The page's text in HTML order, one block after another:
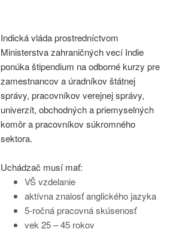
Indická vláda prostredníctvom
Ministerstva zahraničných vecí Indie
ponúka štipendium na odborné kurzy pre
zamestnancov a úradníkov štátnej
správy, pracovníkov verejnej správy,
univerzít, obchodných a priemyselných
komôr a pracovníkov súkromného
sektora.
Uchádzač musí mať:
VŠ vzdelanie
aktívna znalosť anglického jazyka
5-ročná pracovná skúsenosť
vek 25 – 45 rokov